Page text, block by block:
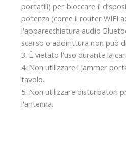
portatili) per bloccare il
potenza (come il router WIFI
l'apparecchiatura audio
scarso o addirittura non può
3. È vietato l'uso durante la
4. Non utilizzare i jammer
tavolo.
5. Non utilizzare disturbatori
l'antenna.